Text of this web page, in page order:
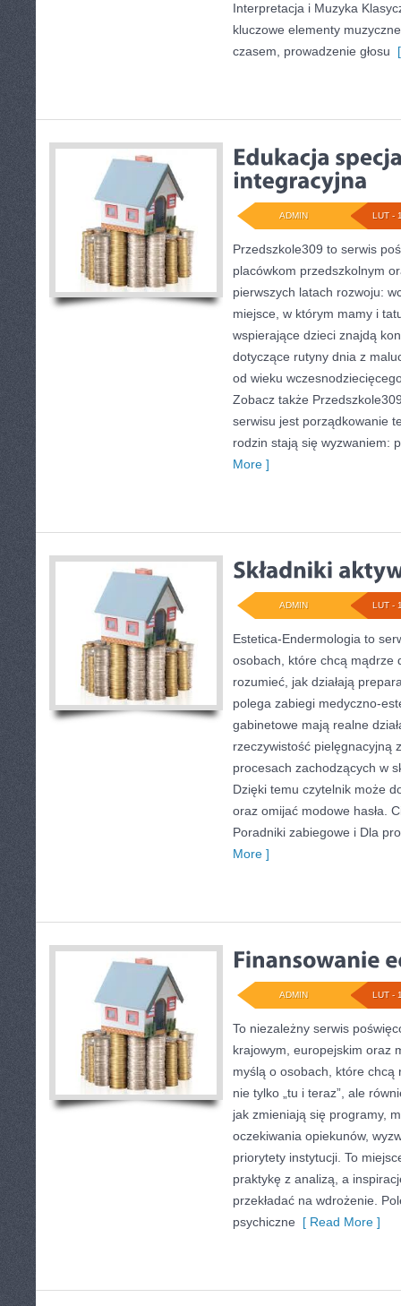
Interpretacja i Muzyka
kluczowe elementy
czasem, prowadzenie głosu
LUT -
ADMIN
Przedszkole309 to serwis
placówkom przedszkolnym
pierwszych latach rozwoju:
miejsce, w którym mamy i
wspierające dzieci znajdą
dotyczące rutyny dnia z
od wieku
Zobacz także
serwisu jest porządkowanie
rodzin stają się wyzwaniem:
More ]
LUT -
ADMIN
Estetica-Endermologia to
osobach, które chcą mądrze
rozumieć, jak działają
polega zabiegi medyczno-
gabinetowe mają realne
rzeczywistość pielęgnacyjną
procesach zachodzących w
Dzięki temu czytelnik może
oraz omijać modowe hasła.
Poradniki zabiegowe i Dla
More ]
LUT -
ADMIN
To niezależny serwis
krajowym, europejskim oraz
myślą o osobach, które chcą
nie tylko „tu i teraz”, ale
jak zmieniają się programy,
oczekiwania opiekunów,
priorytety instytucji. To
praktykę z analizą, a
przekładać na wdrożenie.
psychiczne [ Read More ]